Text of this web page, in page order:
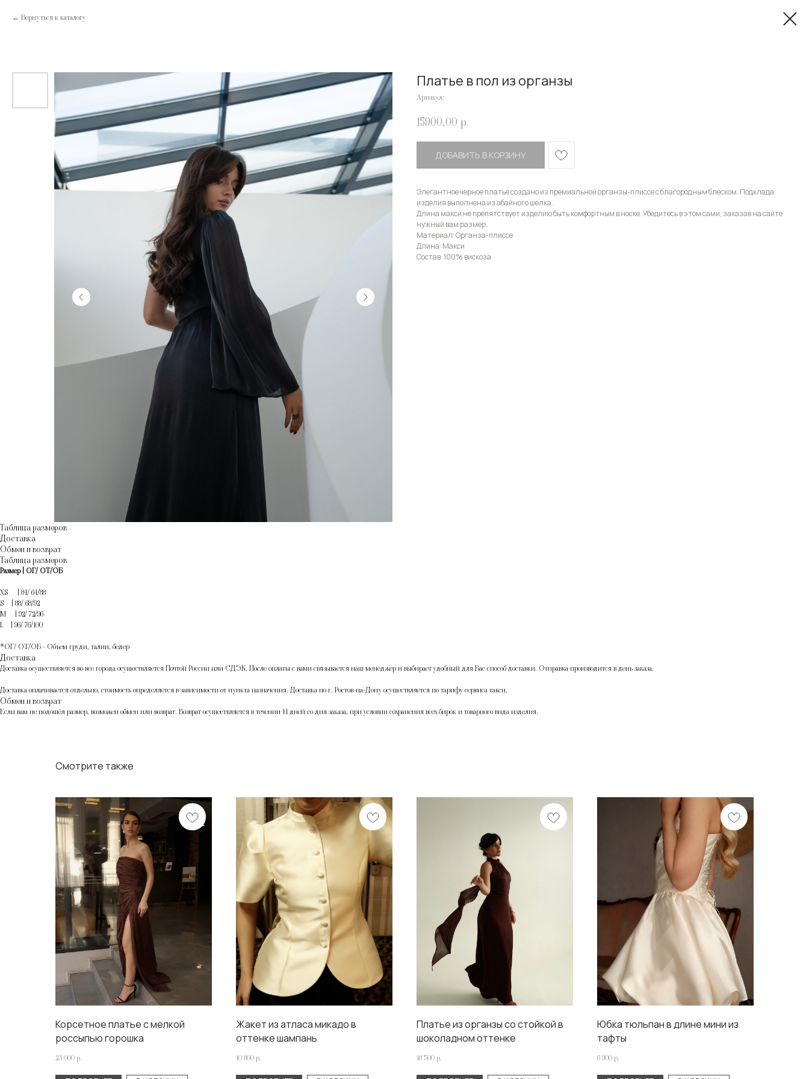
Вернуться к каталогу
Платье в пол из органзы
Артикул:
15900,00 р.
ДОБАВИТЬ В КОРЗИНУ
Элегантное черное платье создано из премиальной органзы-плиссе с благородным блеском. Подклада
изделия выполнена из абайного шелка.
Длина макси не препятствует изделию быть комфортным в носке. Убедитесь в этом сами, заказав на сайте
нужный вам размер.
Материал: Органза-плиссе
Длина: Макси
Состав: 100% вискоза
Таблица размеров
Доставка
Обмен и возврат
Таблица размеров
Размер | ОГ/ ОТ/ОБ
XS | 84/ 64/88
S | 88/ 68/92
M | 92/ 72/96
L | 96/ 76/100
*ОГ/ ОТ/ОБ - Объем груди, талии, бедер
Доставка
Доставка осуществляется во все города осуществляется Почтой России или СДЭК. После оплаты с вами связывается наш менеджер и выбирает удобный для Вас способ доставки. Отправка производится в день заказа.
Доставка оплачивается отдельно, стоимость определяется в зависимости от пункта назначения. Доставка по г. Ростов-на-Дону осуществляется по тарифу сервиса такси.
Обмен и возврат
Если вам не подошёл размер, возможен обмен или возврат. Возврат осуществляется в течении 14 дней со дня заказа, при условии сохранения всех бирок и товарного вида изделия.
Смотрите также
Корсетное платье с мелкой
россыпью горошка
23 000 р.
Жакет из атласа микадо в
оттенке шампань
10 800 р.
Платье из органзы со стойкой в
шоколадном оттенке
18 500 р.
Юбка тюльпан в длине мини из
тафты
6 900 р.